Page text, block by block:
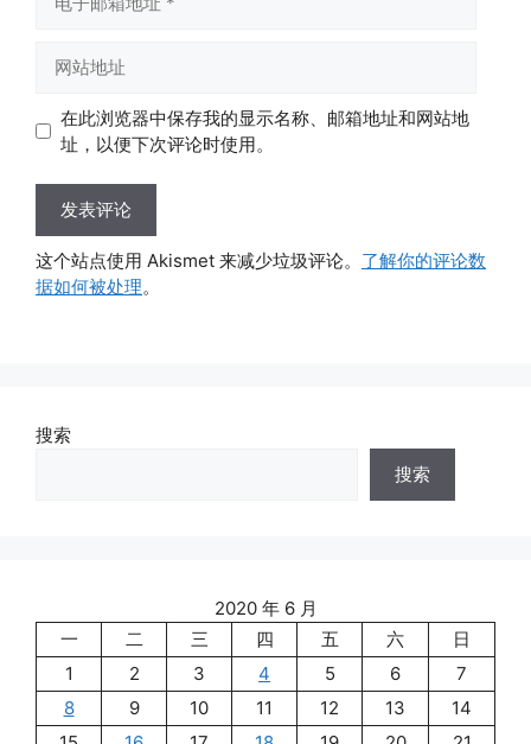
址
址
在此浏览器中保存我的显示名称、邮箱地址和网站地
址，以便下次评论时使用。
这个站点使用 Akismet 来减少垃圾评论。 了解你的评论数
据如何被处理。
搜索
搜索
2020 年 6 月
一
二 三 四 五 六
日
1
2 3 4 5 6
7
8
9 10 11 12 13
14